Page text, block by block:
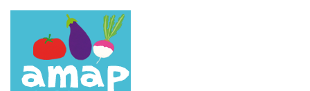
Aller
contenu
(Pressez
Entrée)